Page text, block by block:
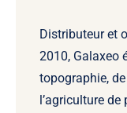
Distributeur et
2010, Galaxeo
topographie,
l’agriculture de